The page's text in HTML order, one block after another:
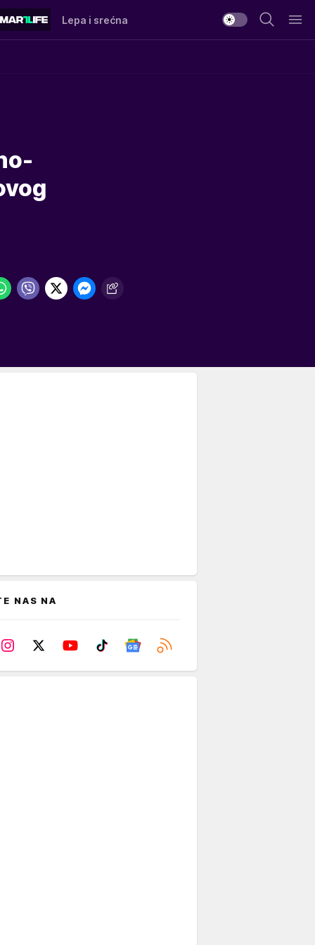
Lepa i srećna
NAS NA